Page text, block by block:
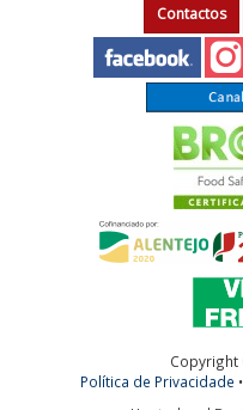
Contactos
Política de Privacidade •